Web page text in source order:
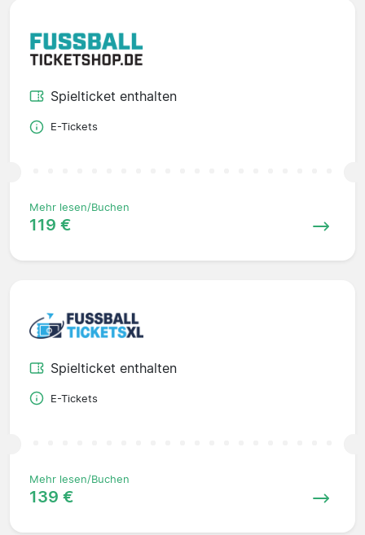
Spielticket enthalten
E-Tickets
Mehr lesen/Buchen
119 €
Spielticket enthalten
E-Tickets
Mehr lesen/Buchen
139 €